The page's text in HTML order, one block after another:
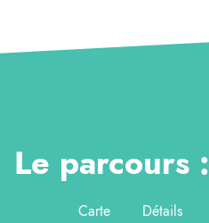
Le parcours :
Carte Détails